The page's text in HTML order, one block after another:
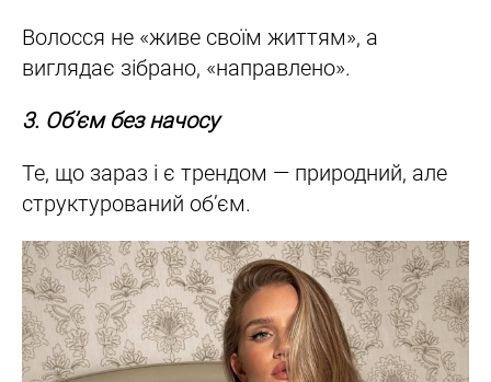
Волосся не «живе своїм життям», а
виглядає зібрано, «направлено».
3. Обʼєм без начосу
Те, що зараз і є трендом — природний, але
структурований об’єм.